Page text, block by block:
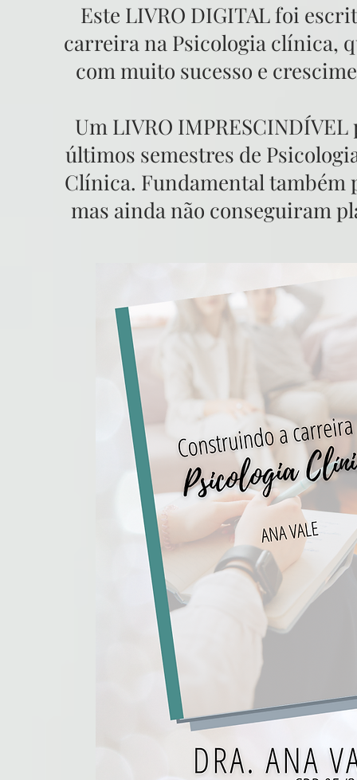
Este LIVRO DIGITAL foi
carreira na Psicologia clínica,
com muito sucesso e
Um LIVRO
últimos semestres de
Clínica. Fundamental também
mas ainda não conseguiram